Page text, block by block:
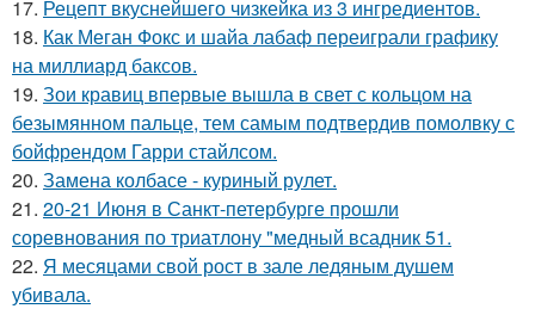
17. Рецепт вкуснейшего чизкейка из 3 ингредиентов.
18. Как Меган Фокс и шайа лабаф переиграли графику
на миллиард баксов.
19. Зои кравиц впервые вышла в свет с кольцом на
безымянном пальце, тем самым подтвердив помолвку с
бойфрендом Гарри стайлсом.
20. Замена колбасе - куриный рулет.
21. 20-21 Июня в Санкт-петербурге прошли
соревнования по триатлону "медный всадник 51.
22. Я месяцами свой рост в зале ледяным душем
убивала.